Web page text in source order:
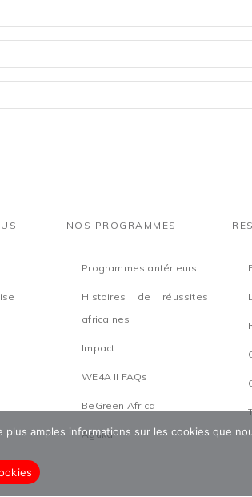
NOS PROGRAMMES
Programmes antérieurs
Histoires de réussites
africaines
Impact
WE4A II FAQs
BeGreen Africa
Aguka
amples informations sur les cookies que